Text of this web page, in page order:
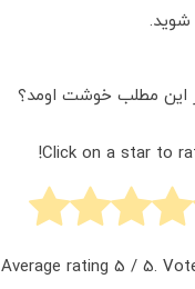
شوید.
این مطلب خوشت اومد؟
Click on a star to
Average rating 5 / 5.